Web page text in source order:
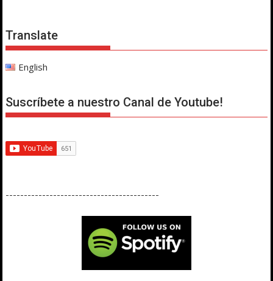
Translate
English
Suscríbete a nuestro Canal de Youtube!
------------------------------------------